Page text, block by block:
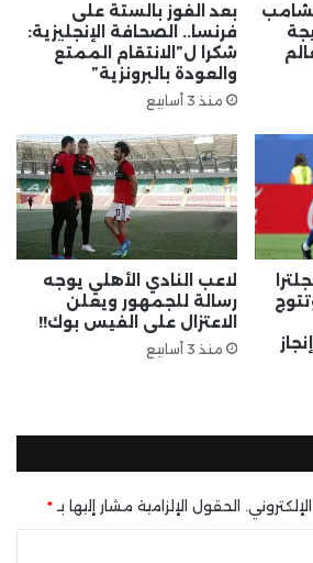
بعد الفوز بالستة على
فرنسا.. الصحافة الإنجليزية:
شكرا ل”الانتقام الممتع
والعودة بالبرونزية”
منذ 3 أسابيع
فرنسا ب4/6 وتتوج
لاعب النادي الأهلي يوجه
رسالة للجمهور ويعلن
الاعتزال على الفيس بوك!!
منذ 3 أسابيع
الحقول الإلزامية مشار إليها بـ *